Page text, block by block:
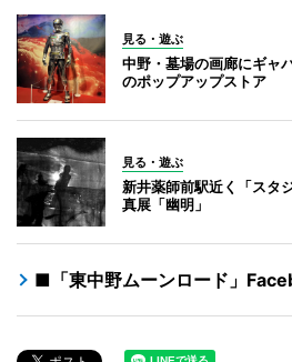
見る・遊ぶ
中野・墓場の画廊にギャ
のポップアップストア
見る・遊ぶ
新井薬師前駅近く「スタ
真展「幽明」
■「東中野ムーンロード」